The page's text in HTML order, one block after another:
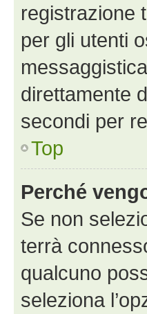
registrazione
per gli utenti
direttamente
secondi per
Top
Perché
Se non
terrà
qualcuno
seleziona